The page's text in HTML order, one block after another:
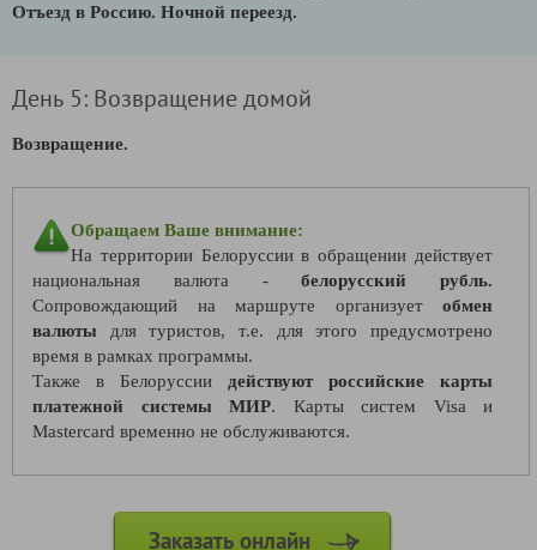
Отъезд в Россию. Ночной переезд.
День 5: Возвращение домой
Возвращение.
Обращаем Ваше внимание:
На территории Белоруссии в обращении действует
национальная валюта -белорусский рубль.
Сопровождающий на маршруте организует обмен
валюты для туристов, т.е. для этого предусмотрено
время в рамках программы.
Также в Белоруссии действуют российские карты
платежной системы МИР. Карты систем Visa и
Mastercard временно не обслуживаются.
Заказать онлайн